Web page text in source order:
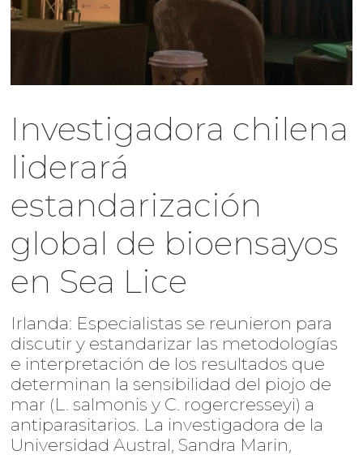
Investigadora chilena
liderará
estandarización
global de bioensayos
en Sea Lice
Irlanda: Especialistas se reunieron para
discutir y estandarizar las metodologías
e interpretación de los resultados que
determinan la sensibilidad del piojo de
mar (L. salmonis y C. rogercresseyi) a
antiparasitarios. La investigadora de la
Universidad Austral, Sandra Marin,